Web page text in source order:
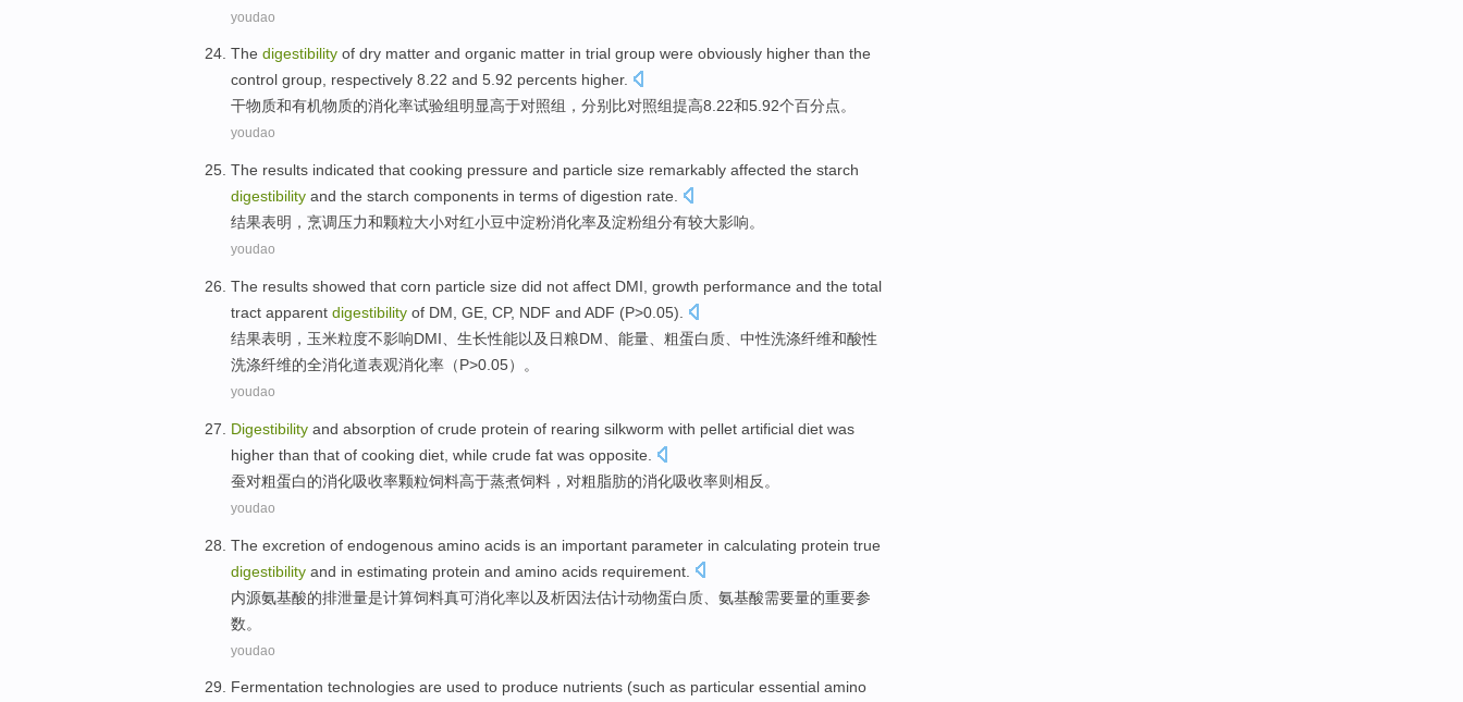
youdao
The digestibility of dry matter and organic matter in trial group were obviously higher than the
control group, respectively 8.22 and 5.92 percents higher.
干物质和有机物质的消化率试验组明显高于对照组 ， 分别 比对照组提高8.22和5.92个百分点。
youdao
The results indicated that cooking pressure and particle size remarkably affected the starch
digestibility and the starch components in terms of digestion rate.
结果表明 ， 烹调压力和颗粒大小对红小豆中淀粉消化率及淀粉组分有较大影响。
youdao
The results showed that corn particle size did not affect DMI growth performance and the total
tract apparent digestibility of DM , GE, CP, NDF and ADF (P>0.05).
结果表明 ， 玉米粒度不影响DMI 生长性能以及 日粮DM 、能量、粗蛋白质、中性洗涤纤维和酸性
洗涤纤维的全消化道表观消化率（P>0.05）。
youdao
Digestibility and absorption of crude protein of rearing silkworm with pellet artificial diet was
higher than that of cooking diet , while crude fat was opposite
蚕对粗蛋白的消化吸收率颗粒饲料高于蒸煮饲料，对粗 脂肪的消化吸收率则相反。
youdao
The excretion of endogenous amino acids is an important parameter in calculating protein true
digestibility and in estimating protein and amino acids requirement
内源氨基酸的排泄量是计算饲料真可消化率以及析因法估计动物蛋白质 、氨基酸需要量的重要参
数。
youdao
Fermentation technologies are used to produce nutrients (such as particular essential amino